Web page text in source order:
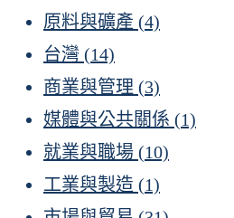
原料與礦產 (4)
台灣 (14)
商業與管理 (3)
媒體與公共關係 (1)
就業與職場 (10)
工業與製造 (1)